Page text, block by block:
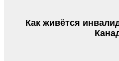
Как живётся